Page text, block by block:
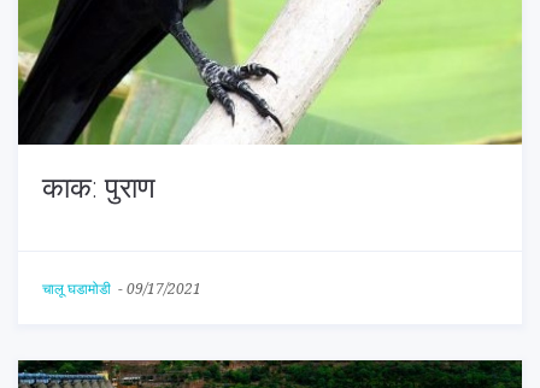
काक: पुराण
चालू घडामोडी - 09/17/2021